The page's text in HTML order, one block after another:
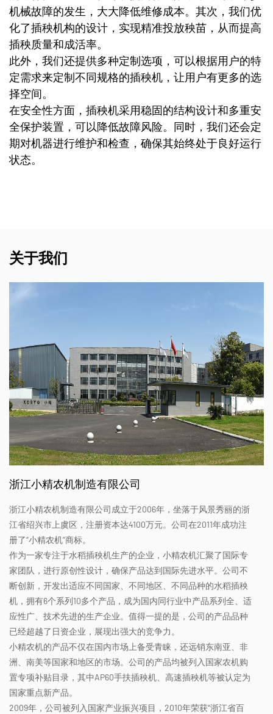
机械故障的发生，大大降低维修成本。其次，我们优
化了插秧机构的设计，实现精准投放秧苗，从而提高
插秧质量和成活率。
此外，我们还提供多种定制选项，可以根据用户的特
定需求来定制不同规格的插秧机，让用户有更多的选
择空间。
在安全性方面，插秧机采用稳固的结构设计和多重安
全保护装置，可以降低故障风险。同时，我们还会定
期对机器进行维护和检查，确保其始终处于良好运行
状态。
关于我们
浙江小精农机制造有限公司
浙江小精农机制造有限公司成立于2006年，坐落于风景秀丽的浙
江省绍兴市上虞区，注册资本达4100万元。公司在2011年成功注
册了“小精农机”商标。
作为一家专注于水稻插秧机生产的企业，小精农机汇聚了国际专
家团队，进行原创性设计，确保产品达到国际先进水平。公司不
断创新，开发出适应不同国家、不同地区、不同品种的水稻插秧
机，拥有6个系列10多个产品，成为国内同行业中产品系列全、适
应性广、技术先进的生产企业。值得一提的是，公司的产品品种
已经超越了日资企业，展现出强大的竞争力。
小精农机的产品不仅在国内市场上备受青睐，还远销东南亚、非
洲、南美等国家和地区的市场。公司的产品均被列入国家农机购
置专项补贴目录，其中AP60手扶插秧机、高速插秧机等被认定为
国家重点新产品。
2009年，公司被列入国家产业振兴项目，2010年荣获“浙江省百